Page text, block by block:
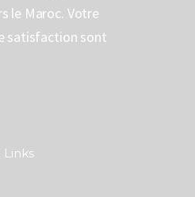
le Maroc. Votre
satisfaction sont
Links​​